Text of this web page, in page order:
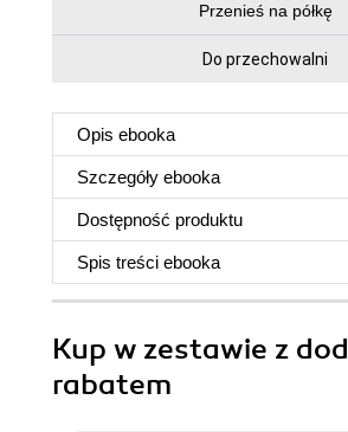
Przenieś na półkę
Do przechowalni
Opis ebooka
Szczegóły ebooka
Dostępność produktu
Spis treści ebooka
Kup w zestawie z
rabatem